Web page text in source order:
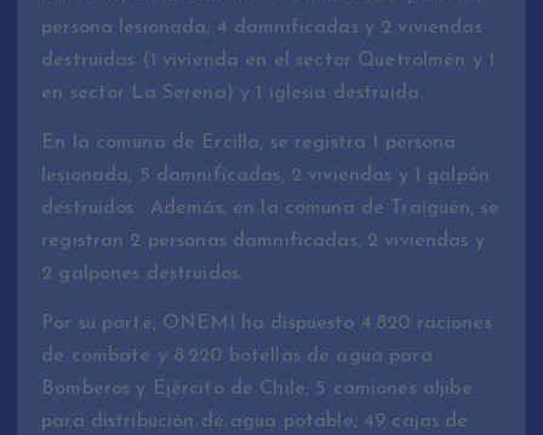
persona lesionada, 4 damnificadas y 2 viviendas
destruidas (1 vivienda en el sector Quetrolmén y 1
en sector La Serena) y 1 iglesia destruida.
En la comuna de Ercilla, se registra 1 persona
lesionada, 5 damnificadas, 2 viviendas y 1 galpón
destruidos. Además, en la comuna de Traiguén, se
registran 2 personas damnificadas, 2 viviendas y
2 galpones destruidos.
Por su parte, ONEMI ha dispuesto 4.820 raciones
de combate y 8.220 botellas de agua para
Bomberos y Ejército de Chile; 5 camiones aljibe
para distribución de agua potable; 49 cajas de